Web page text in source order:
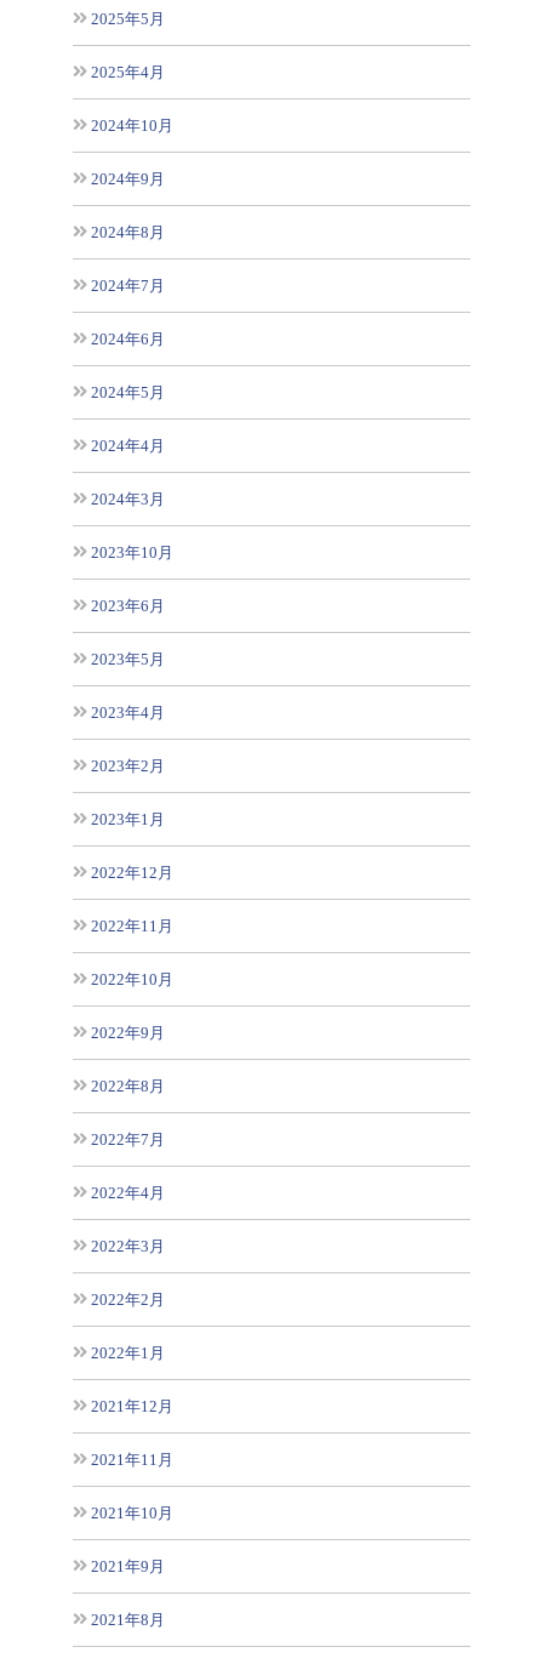
2025年5月
2025年4月
2024年10月
2024年9月
2024年8月
2024年7月
2024年6月
2024年5月
2024年4月
2024年3月
2023年10月
2023年6月
2023年5月
2023年4月
2023年2月
2023年1月
2022年12月
2022年11月
2022年10月
2022年9月
2022年8月
2022年7月
2022年4月
2022年3月
2022年2月
2022年1月
2021年12月
2021年11月
2021年10月
2021年9月
2021年8月